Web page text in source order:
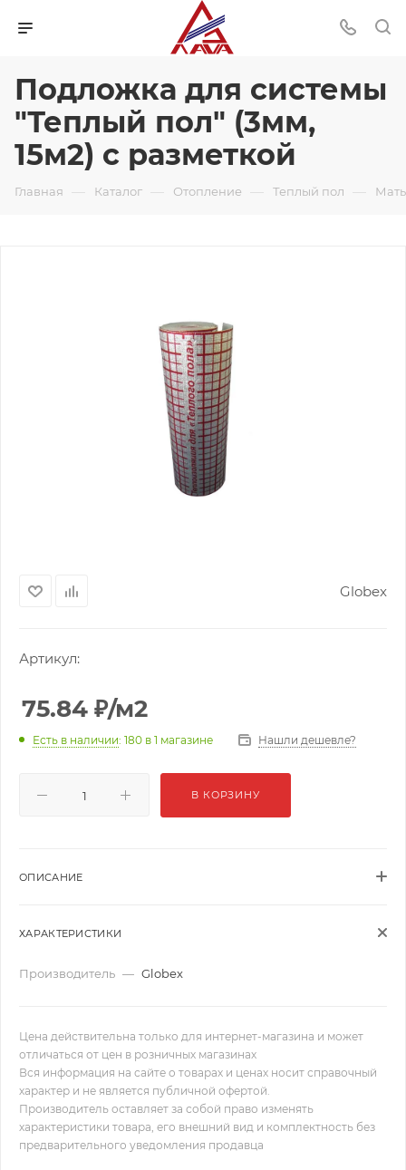
Подложка для системы
"Теплый пол" (3мм,
15м2) с разметкой
Главная — Каталог — Отопление — Теплый пол —
Globex
Артикул:
75.84 ₽/м2
Есть в наличии: 180 в 1 магазине Нашли дешевле?
В КОРЗИНУ
ОПИСАНИЕ
ХАРАКТЕРИСТИКИ
Производитель — Globex
Цена действительна только для интернет-магазина и может
отличаться от цен в розничных магазинах
Вся информация на сайте о товарах и ценах носит справочный
характер и не является публичной офертой.
Производитель оставляет за собой право изменять
характеристики товара, его внешний вид и комплектность без
предварительного уведомления продавца